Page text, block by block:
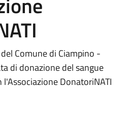
Comune di Ciampino -
di donazione del sangue
DonatoriNATI